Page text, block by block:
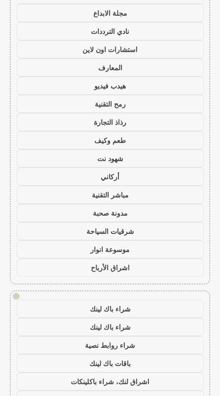
مجلة الابداع
نادي الترددات
استشارات اون لاين
المعارف
هيدب فيديو
رمح التقنية
رذاذ التجارة
طعم وكيف
شهود نت
أركاني
مباشر التقنية
مدونة صحبة
شرقيات السياحة
موسوعة انوار
اشراق الأرباح
!
شراء باك لينك
شراء باك لينك
شراء روابط نصية
باقات باك لينك
اشراق لنك، شراء باكلينكات